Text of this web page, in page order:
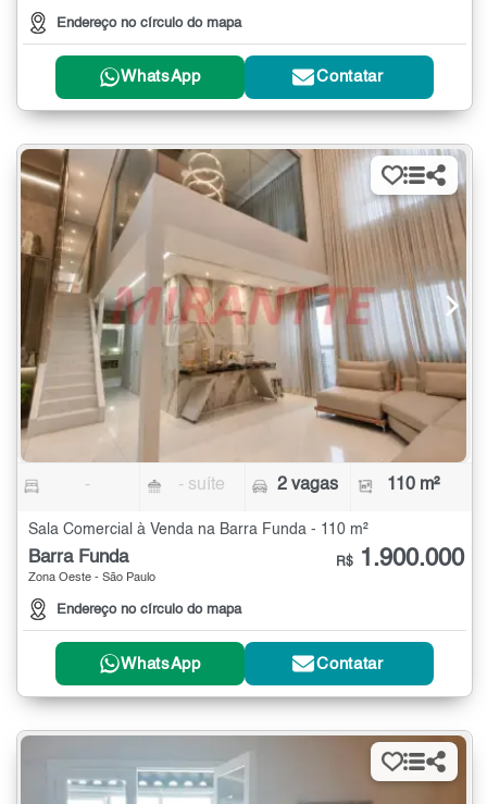
Endereço no círculo do mapa
WhatsApp Contatar
- - suíte 2 vagas 110 m²
Sala Comercial à Venda na Barra Funda - 110 m²
Barra Funda
Zona Oeste - São Paulo
Endereço no círculo do mapa
R$ 1.900.000
WhatsApp Contatar